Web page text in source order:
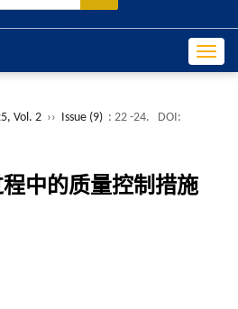
Vol. 2 ›› Issue (9) : 22 -24.
DOI:
中的质量控制措施